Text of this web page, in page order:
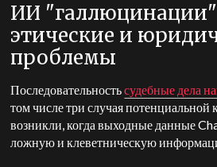
ИИ
этические и
проблемы
Последовательностьсудебные дела
том числе три случая потенциальной
возникли, когда выходные данные
ложную и клеветническую